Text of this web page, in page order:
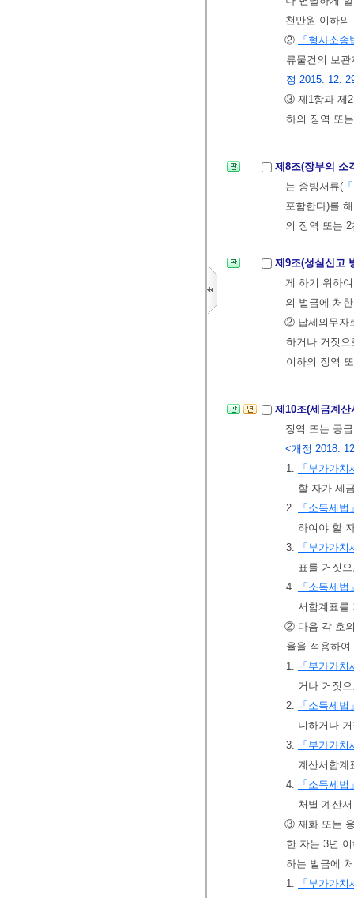
천만원 이하의
②
「형사소송
류물건의 보
정 2015. 12.
③ 제1항과 제2
하의 징역 또
제8조(장부의 소
는 증빙서류(
포함한다)를
의 징역 또는
제9조(성실신고
게 하기 위하
의 벌금에 처
② 납세의무자
하거나 거짓
이하의 징역
제10조(세금계
징역 또는 공
<개정 2018.
1.
「부가가치
할 자가 세
2.
「소득세법
하여야 할
3.
「부가가치
표를 거짓
4.
「소득세법
서합계표를
② 다음 각 호
율을 적용하
1.
「부가가치
거나 거짓
2.
「소득세법
니하거나
3.
「부가가치
계산서합계
4.
「소득세법
처별 계산
③ 재화 또는
한 자는 3년
하는 벌금에
1.
「부가가치